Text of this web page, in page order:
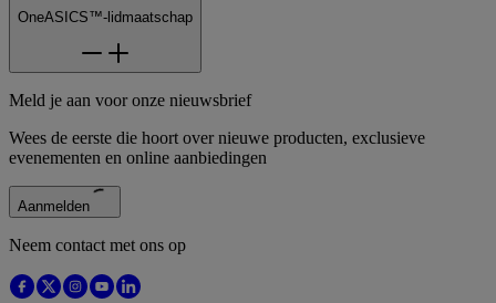
OneASICS™-lidmaatschap
Meld je aan voor onze nieuwsbrief
Wees de eerste die hoort over nieuwe producten, exclusieve
evenementen en online aanbiedingen
Aanmelden
Neem contact met ons op